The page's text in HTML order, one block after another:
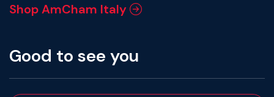
Shop AmCham Italy
Good to see you